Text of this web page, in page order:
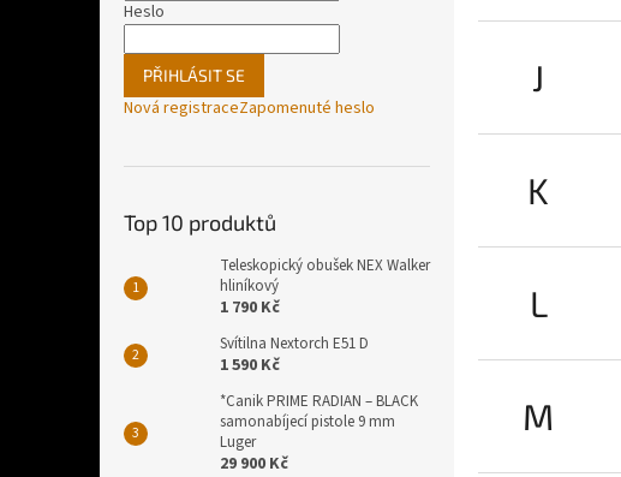
Heslo
PŘIHLÁSIT SE
Nová registraceZapomenuté heslo
Top 10 produktů
Teleskopický obušek NEX Walker
hliníkový
1 790 Kč
Svítilna Nextorch E51 D
1 590 Kč
*Canik PRIME RADIAN – BLACK
samonabíjecí pistole 9 mm
Luger
29 900 Kč
J
K
L
M